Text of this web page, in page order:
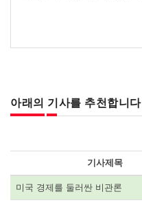
아래의 기사를 추천합니다
기사제목
미국 경제를 둘러싼 비관론